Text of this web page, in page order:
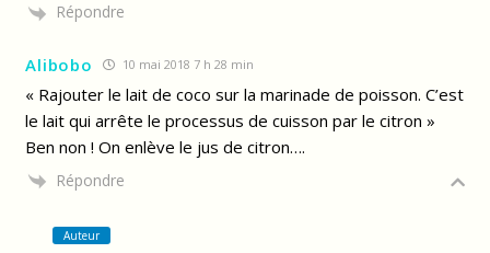
Répondre
Alibobo 10 mai 2018 7 h 28 min
« Rajouter le lait de coco sur la marinade de poisson. C’est
le lait qui arrête le processus de cuisson par le citron »
Ben non ! On enlève le jus de citron….
Répondre
Auteur